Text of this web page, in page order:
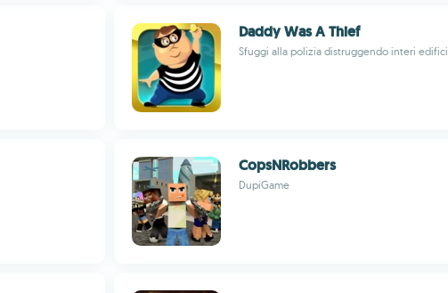
Daddy Was A Thief
Sfuggi alla polizia distruggendo interi edifici
CopsNRobbers
DupiGame